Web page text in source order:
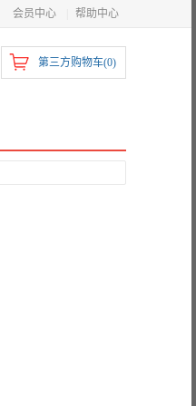
会员中心 帮助中心
第三方购物车(0)